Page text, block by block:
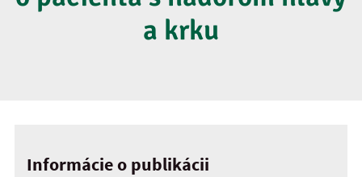
a krku
Informácie o publikácii